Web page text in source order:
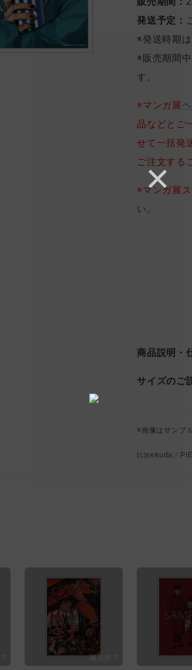
発送予定：
※発送時期
※販売期間
す。
※マンガ展
品などとご
せて一括発
ご注文する
※マンガ展
い。
商品説明・
サイズのご
※画像はサンプ
(c)sekuda／